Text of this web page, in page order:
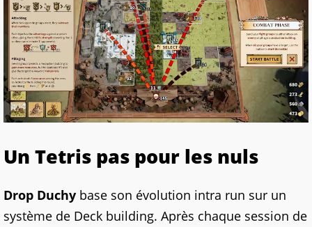
Un Tetris pas pour les nuls
Drop Duchy base son évolution intra run sur un
système de Deck building. Après chaque session de